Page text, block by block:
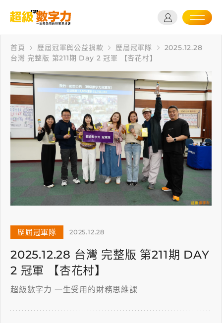
首頁 歷屆冠軍與公益捐款 歷屆冠軍隊
2025.12.28
台灣 完整版 第211期 Day 2 冠軍 【杏花村】
歷屆冠軍隊 2025.12.28
2025.12.28 台灣 完整版 第211期 DAY
2 冠軍 【杏花村】
超級數字力 一生受用的財務思維課